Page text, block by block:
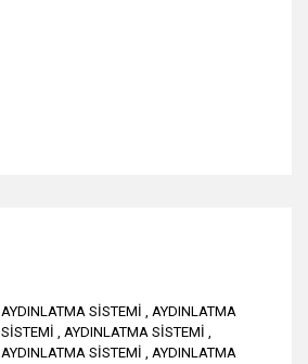
AYDINLATMA SİSTEMİ ,AYDINLATMA
SİSTEMİ ,AYDINLATMA SİSTEMİ ,
AYDINLATMA SİSTEMİ ,AYDINLATMA